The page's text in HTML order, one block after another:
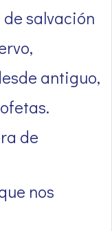
salvación
antiguo,
de
nos